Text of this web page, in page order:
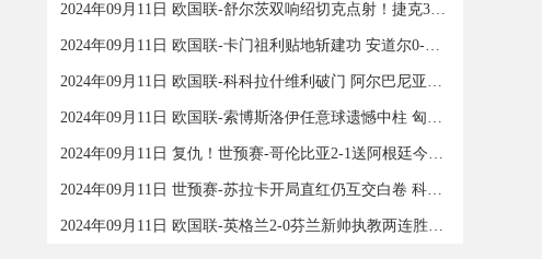
2024年09月11日 欧国联-舒尔茨双响绍切克点射！捷克3-2险胜乌克兰
2024年09月11日 欧国联-卡门祖利贴地斩建功 安道尔0-1马耳他
2024年09月11日 欧国联-科科拉什维利破门 阿尔巴尼亚0-1格鲁吉亚
2024年09月11日 欧国联-索博斯洛伊任意球遗憾中柱 匈牙利0-0战平波黑
2024年09月11日 复仇！世预赛-哥伦比亚2-1送阿根廷今年首败 J罗传射奥塔门迪送点
2024年09月11日 世预赛-苏拉卡开局直红仍互交白卷 科威特0-0伊拉克
2024年09月11日 欧国联-英格兰2-0芬兰新帅执教两连胜 凯恩百场里程碑双响